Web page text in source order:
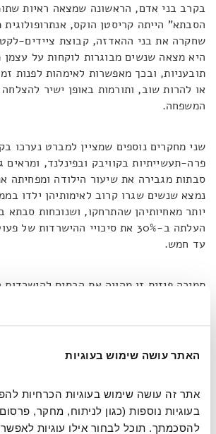
האתר עושה שימוש בעוגיות
בקרב בני אדם, הראשונה שמצאה ראיות
הסבתא" הייתה קריסטן הוקס,
שחקרה את בני ההאדזה, קבוצת ציידים-
היא מצאה שנשים מבוגרות לוקחות על עצמן
תובעניות, ובכך מאפשרות לאימהות לפנות
או להרות שוב, ותורמות באופן ישיר
המשפחה.
שני מחקרים נוספים שמציין למברט נערכו
פרה-תעשייתיות בקוויבק ובפינלנד, ומראים
סבתות מגבירה את שיעור הילודה ומפחיתה
העלתה ב-30%
את סיכויי ההישרדות של
עד חמש.
תמיכה פיזית זו מהווה את הבסיס להישרדות
במיוחד כאשר הקבוצה מתמודדת עם
סבתות נולדה המשפחה האנושית המודרנית